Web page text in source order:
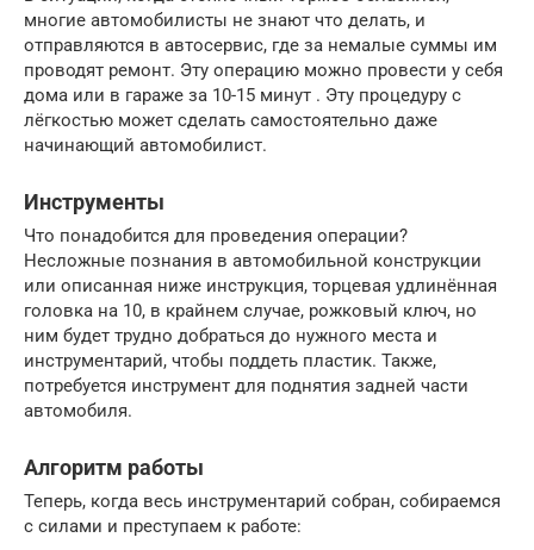
многие автомобилисты не знают что делать, и
отправляются в автосервис, где за немалые суммы им
проводят ремонт. Эту операцию можно провести у себя
дома или в гараже за 10-15 минут . Эту процедуру с
лёгкостью может сделать самостоятельно даже
начинающий автомобилист.
Инструменты
Что понадобится для проведения операции?
Несложные познания в автомобильной конструкции
или описанная ниже инструкция, торцевая удлинённая
головка на 10, в крайнем случае, рожковый ключ, но
ним будет трудно добраться до нужного места и
инструментарий, чтобы поддеть пластик. Также,
потребуется инструмент для поднятия задней части
автомобиля.
Алгоритм работы
Теперь, когда весь инструментарий собран, собираемся
с силами и преступаем к работе: